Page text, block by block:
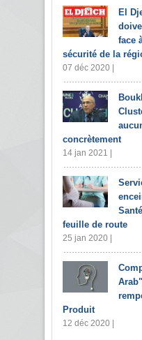
El
face
sécurité de la
07 déc 2020 |
concrètement
14 jan 2021 |
feuille de route
25 jan 2020 |
Produit
12 déc 2020 |